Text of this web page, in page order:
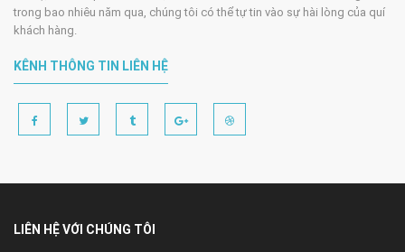
trong bao nhiêu năm qua, chúng tôi có thể tự tin vào sự hài lòng của quí
khách hàng.
KÊNH THÔNG TIN LIÊN HỆ
LIÊN HỆ VỚI CHÚNG TÔI